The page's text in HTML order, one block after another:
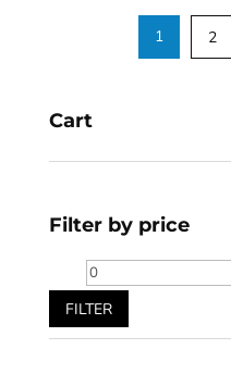
Cart
Filter by price
Min
price
FILTER
1 2